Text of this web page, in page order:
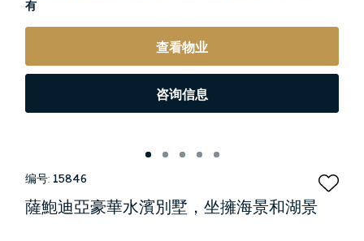
有
查看物业
咨询信息
编号: 15846
薩鮑迪亞豪華水濱別墅，坐擁海景和湖景